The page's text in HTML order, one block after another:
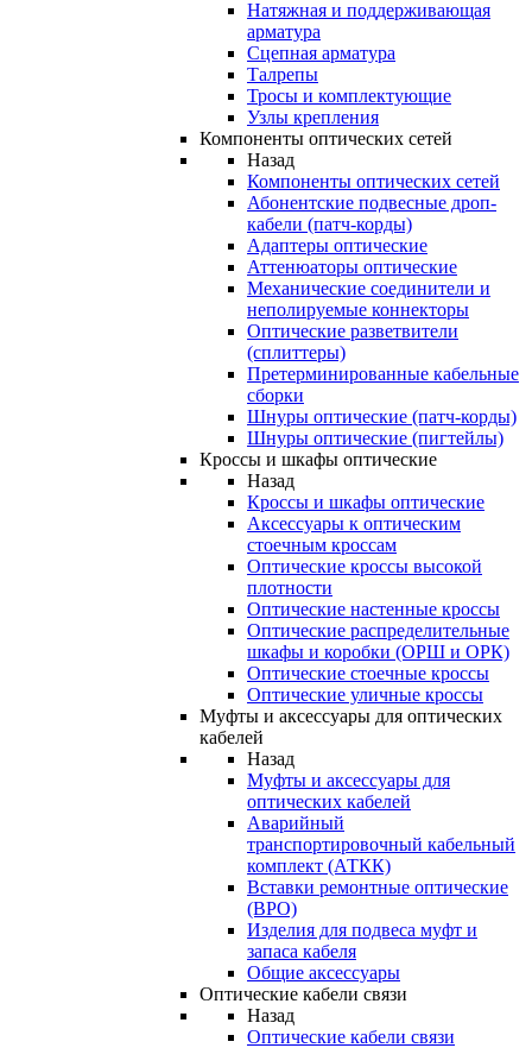
Натяжная и поддерживающая
арматура
Сцепная арматура
Талрепы
Тросы и комплектующие
Узлы крепления
Компоненты оптических сетей
Назад
Компоненты оптических сетей
Абонентские подвесные дроп-
кабели (патч-корды)
Адаптеры оптические
Аттенюаторы оптические
Механические соединители и
неполируемые коннекторы
Оптические разветвители
(сплиттеры)
Претерминированные кабельные
сборки
Шнуры оптические (патч-корды)
Шнуры оптические (пигтейлы)
Кроссы и шкафы оптические
Назад
Кроссы и шкафы оптические
Аксессуары к оптическим
стоечным кроссам
Оптические кроссы высокой
плотности
Оптические настенные кроссы
Оптические распределительные
шкафы и коробки (ОРШ и ОРК)
Оптические стоечные кроссы
Оптические уличные кроссы
Муфты и аксессуары для оптических
кабелей
Назад
Муфты и аксессуары для
оптических кабелей
Аварийный
транспортировочный кабельный
комплект (АТКК)
Вставки ремонтные оптические
(ВРО)
Изделия для подвеса муфт и
запаса кабеля
Общие аксессуары
Оптические кабели связи
Назад
Оптические кабели связи